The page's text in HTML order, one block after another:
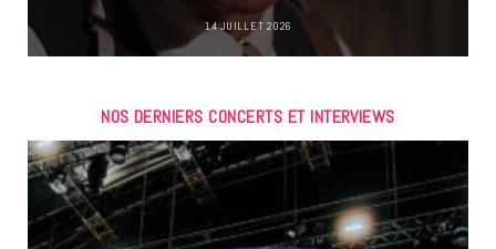
14 JUILLET 2026
NOS DERNIERS CONCERTS ET INTERVIEWS